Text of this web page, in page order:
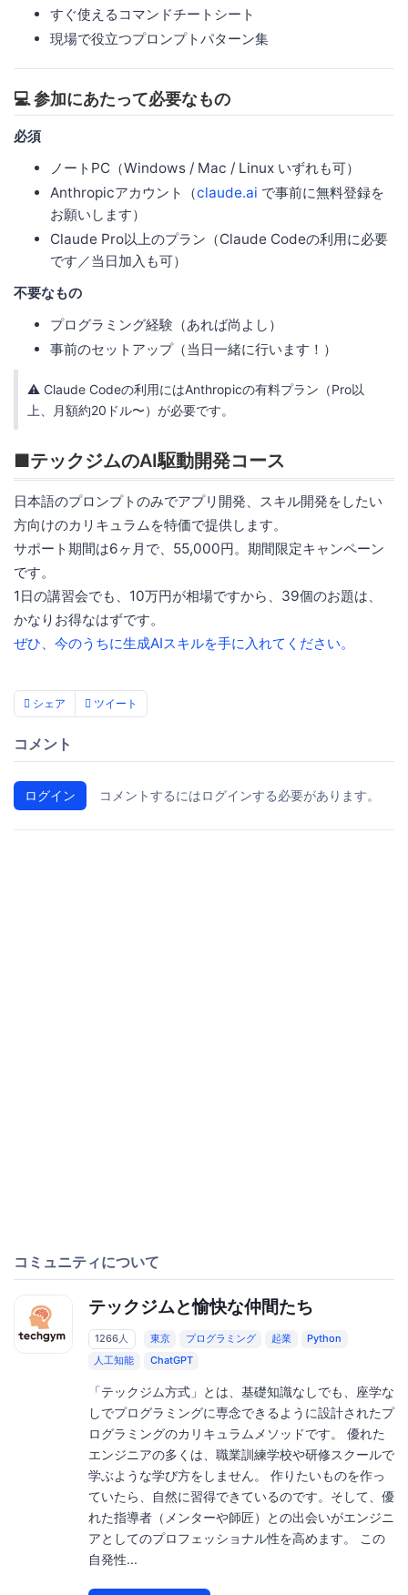
すぐ使えるコマンドチートシート
現場で役立つプロンプトパターン集
💻 参加にあたって必要なもの
必須
ノートPC（Windows / Mac / Linux いずれも可）
Anthropicアカウント（claude.ai で事前に無料登録を
お願いします）
Claude Pro以上のプラン（Claude Codeの利用に必要
です／当日加入も可）
不要なもの
プログラミング経験（あれば尚よし）
事前のセットアップ（当日一緒に行います！）
⚠️ Claude Codeの利用にはAnthropicの有料プラン（Pro以
上、月額約20ドル〜）が必要です。
■テックジムのAI駆動開発コース
日本語のプロンプトのみでアプリ開発、スキル開発をしたい
方向けのカリキュラムを特価で提供します。
サポート期間は6ヶ月で、55,000円。期間限定キャンペーン
です。
1日の講習会でも、10万円が相場ですから、39個のお題は、
かなりお得なはずです。
ぜひ、今のうちに生成AIスキルを手に入れてください。
シェア ツイート
コメント
ログイン コメントするにはログインする必要があります。
コミュニティについて
テックジムと愉快な仲間たち
1266人 東京 プログラミング 起業
Python
人工知能
ChatGPT
「テックジム方式」とは、基礎知識なしでも、座学な
しでプログラミングに専念できるように設計されたプ
ログラミングのカリキュラムメソッドです。 優れた
エンジニアの多くは、職業訓練学校や研修スクールで
学ぶような学び方をしません。 作りたいものを作っ
ていたら、自然に習得できているのです。そして、優
れた指導者（メンターや師匠）との出会いがエンジニ
アとしてのプロフェッショナル性を高めます。 この
自発性...